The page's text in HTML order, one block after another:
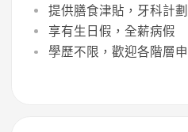
提供膳食津貼，牙科計
享有生日假，全薪病假
學歷不限，歡迎各階層